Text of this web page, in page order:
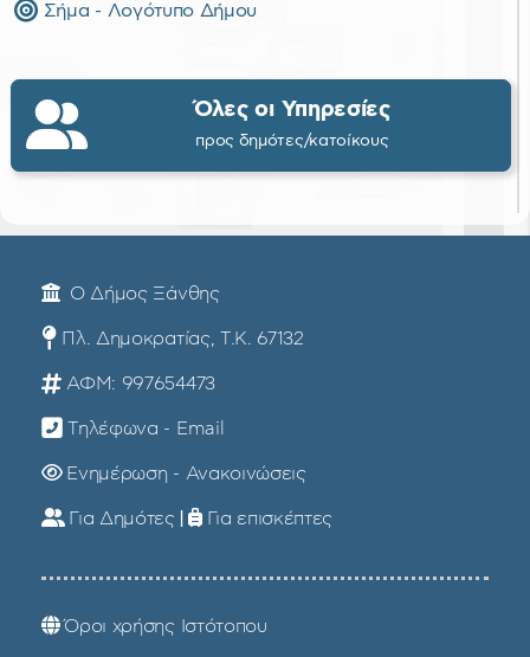
Σήμα - Λογότυπο Δήμου
Όλες οι Υπηρεσίες
προς δημότες/κατοίκους
Ο Δήμος Ξάνθης
Πλ. Δημοκρατίας, Τ.Κ. 67132
ΑΦΜ: 997654473
Τηλέφωνα - Email
Ενημέρωση - Ανακοινώσεις
Για Δημότες | Για επισκέπτες
Όροι χρήσης Ιστότοπου